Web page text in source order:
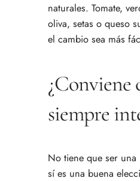
naturales. Tomate,
oliva, setas o queso
el cambio sea más
¿Conviene
siempre
No tiene que ser
sí es una buena